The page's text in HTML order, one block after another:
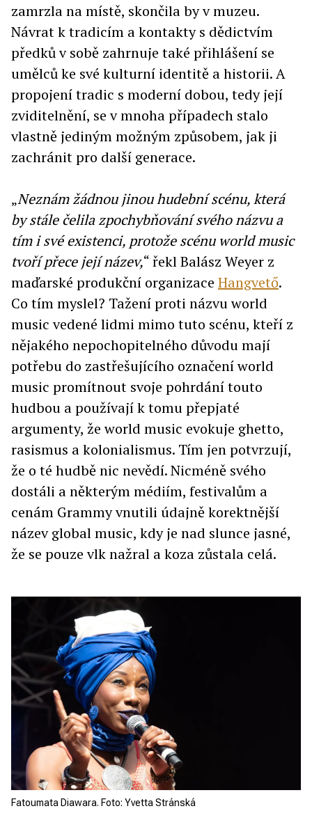
zamrzla na místě, skončila by v muzeu.
Návrat k tradicím a kontakty s dědictvím
předků v sobě zahrnuje také přihlášení se
umělců ke své kulturní identitě a historii. A
propojení tradic s moderní dobou, tedy její
zviditelnění, se v mnoha případech stalo
vlastně jediným možným způsobem, jak ji
zachránit pro další generace.
„Neznám žádnou jinou hudební scénu, která
by stále čelila zpochybňování svého názvu a
tím i své existenci, protože scénu world music
tvoří přece její název,“ řekl Balász Weyer z
maďarské produkční organizace Hangvető.
Co tím myslel? Tažení proti názvu world
music vedené lidmi mimo tuto scénu, kteří z
nějakého nepochopitelného důvodu mají
potřebu do zastřešujícího označení world
music promítnout svoje pohrdání touto
hudbou a používají k tomu přepjaté
argumenty, že world music evokuje ghetto,
rasismus a kolonialismus. Tím jen potvrzují,
že o té hudbě nic nevědí. Nicméně svého
dostáli a některým médiím, festivalům a
cenám Grammy vnutili údajně korektnější
název global music, kdy je nad slunce jasné,
že se pouze vlk nažral a koza zůstala celá.
Fatoumata Diawara. Foto: Yvetta Stránská